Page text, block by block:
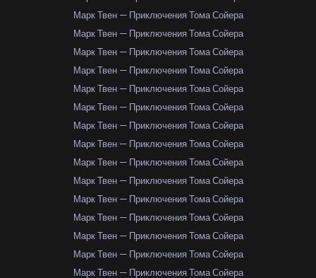
Марк Твен — Приключения Тома Сойера
Марк Твен — Приключения Тома Сойера
Марк Твен — Приключения Тома Сойера
Марк Твен — Приключения Тома Сойера
Марк Твен — Приключения Тома Сойера
Марк Твен — Приключения Тома Сойера
Марк Твен — Приключения Тома Сойера
Марк Твен — Приключения Тома Сойера
Марк Твен — Приключения Тома Сойера
Марк Твен — Приключения Тома Сойера
Марк Твен — Приключения Тома Сойера
Марк Твен — Приключения Тома Сойера
Марк Твен — Приключения Тома Сойера
Марк Твен — Приключения Тома Сойера
Марк Твен — Приключения Тома Сойера